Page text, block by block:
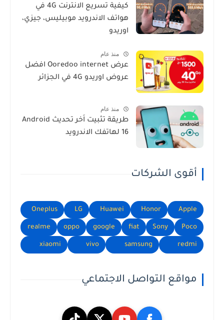
كيفية تسريع الانترنت 4G في
هواتف الاندرويد موبيليس، جيزي،
اوريدو
منذ عام
عرض Ooredoo internet افضل
عروض اوريدو 4G في الجزائر
منذ عام
طريقة تثبيت اَخر تحديث Android
16 لهاتفك الاندرويد
أقوى الشركات
Apple
Honor
Huawei
LG
Oneplus
Poco
Sony
fiat
google
oppo
realme
redmi
samsung
vivo
xiaomi
مواقع التواصل الاجتماعي